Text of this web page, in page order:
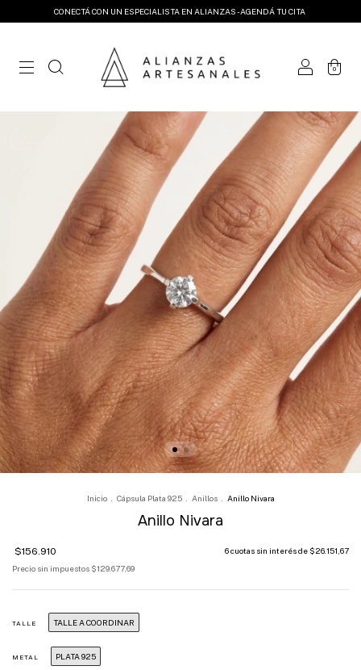
CONECTÁ CON UN ESPECIALISTA EN ALIANZAS - AGENDÁ TU CITA
0
Inicio Cápsula Plata 925 Anillos Anillo Nivara
Anillo Nivara
$156.910 6cuotas sin interés de $26.151,67
Precio sin impuestos $129.677,69
TALLE TALLE A COORDINAR
METAL PLATA 925